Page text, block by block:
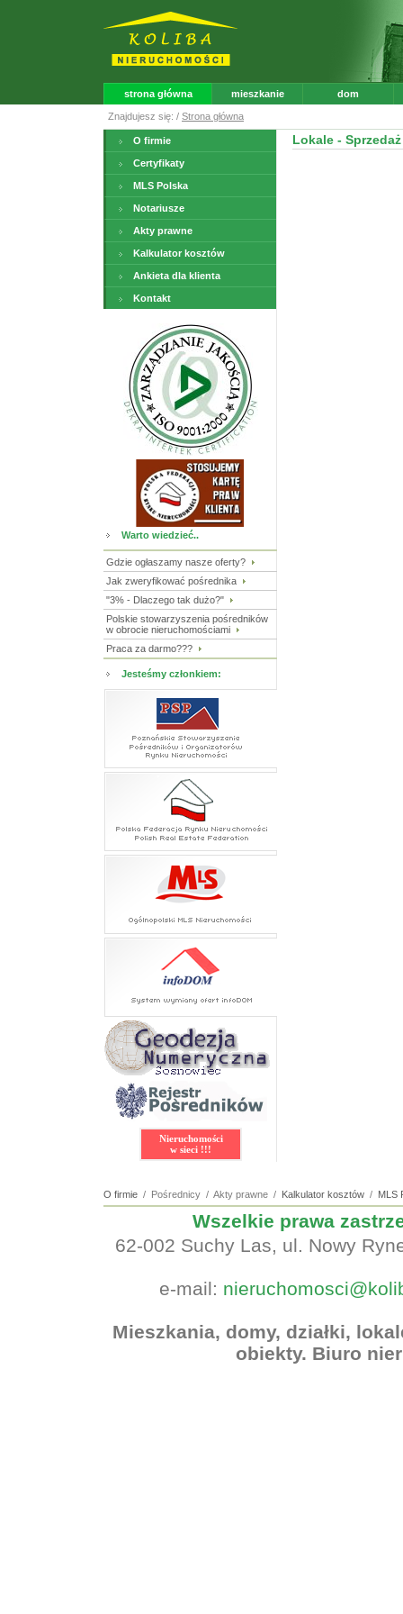
strona główna mieszkanie dom
Znajdujesz się: / Strona główna
O firmie
Certyfikaty
MLS Polska
Notariusze
Akty prawne
Kalkulator kosztów
Ankieta dla klienta
Kontakt
Warto wiedzieć..
Gdzie ogłaszamy nasze oferty?
Jak zweryfikować pośrednika
"3% - Dlaczego tak dużo?"
Polskie stowarzyszenia pośredników
w obrocie nieruchomościami
Praca za darmo???
Jesteśmy członkiem:
Nieruchomości
w sieci !!!
Lokale - Sprzedaż
O firmie / Pośrednicy / Akty prawne / Kalkulator kosztów / MLS
Wszelkie prawa
62-002 Suchy Las, ul. Nowy
e-mail:
Mieszkania, domy, działki,
obiekty. Biuro